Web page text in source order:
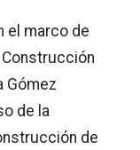
el marco de
Construcción
Gómez
de la
de